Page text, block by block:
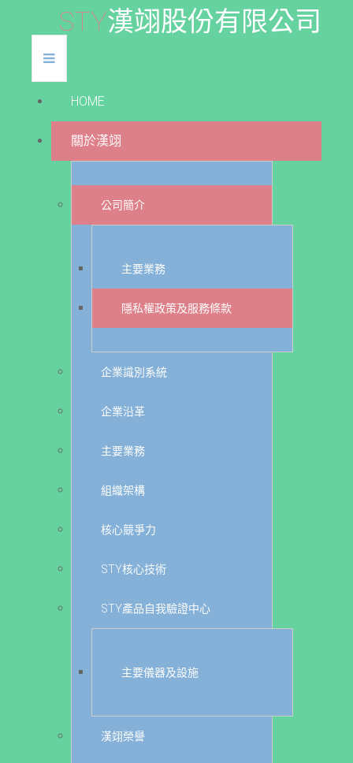
STY漢翊股份有限公司
HOME
關於漢翊
公司簡介
主要業務
隱私權政策及服務條款
企業識別系統
企業沿革
主要業務
組織架構
核心競爭力
STY核心技術
STY產品自我驗證中心
主要儀器及設施
漢翊榮譽